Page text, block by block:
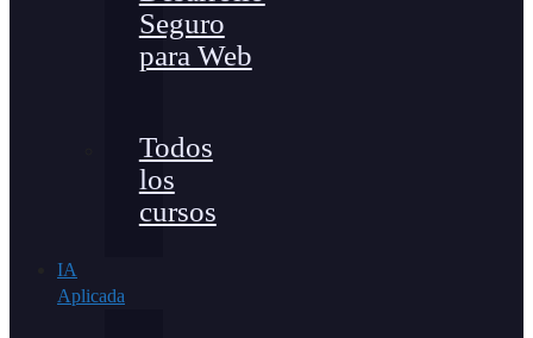
Seguro
para Web
Todos
los
cursos
IA
Aplicada